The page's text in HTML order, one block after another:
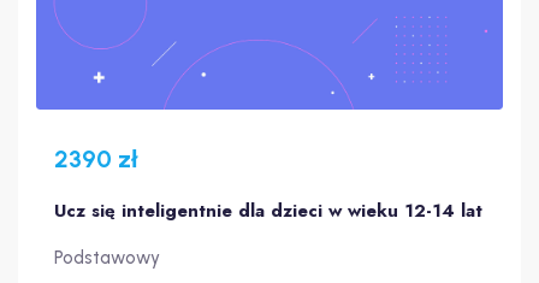
2390 zł
Ucz się inteligentnie dla dzieci w wieku 12-14 lat
Podstawowy